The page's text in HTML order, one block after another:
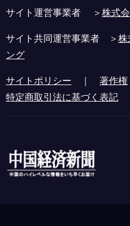
サイト運営事業者 ＞株式
サイト共同運営事業者 ＞株
ング
サイトポリシー ｜ 著作権
特定商取引法に基づく表記